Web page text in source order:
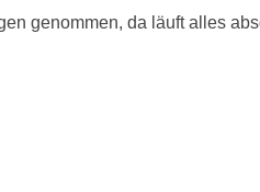
genommen, da läuft alles